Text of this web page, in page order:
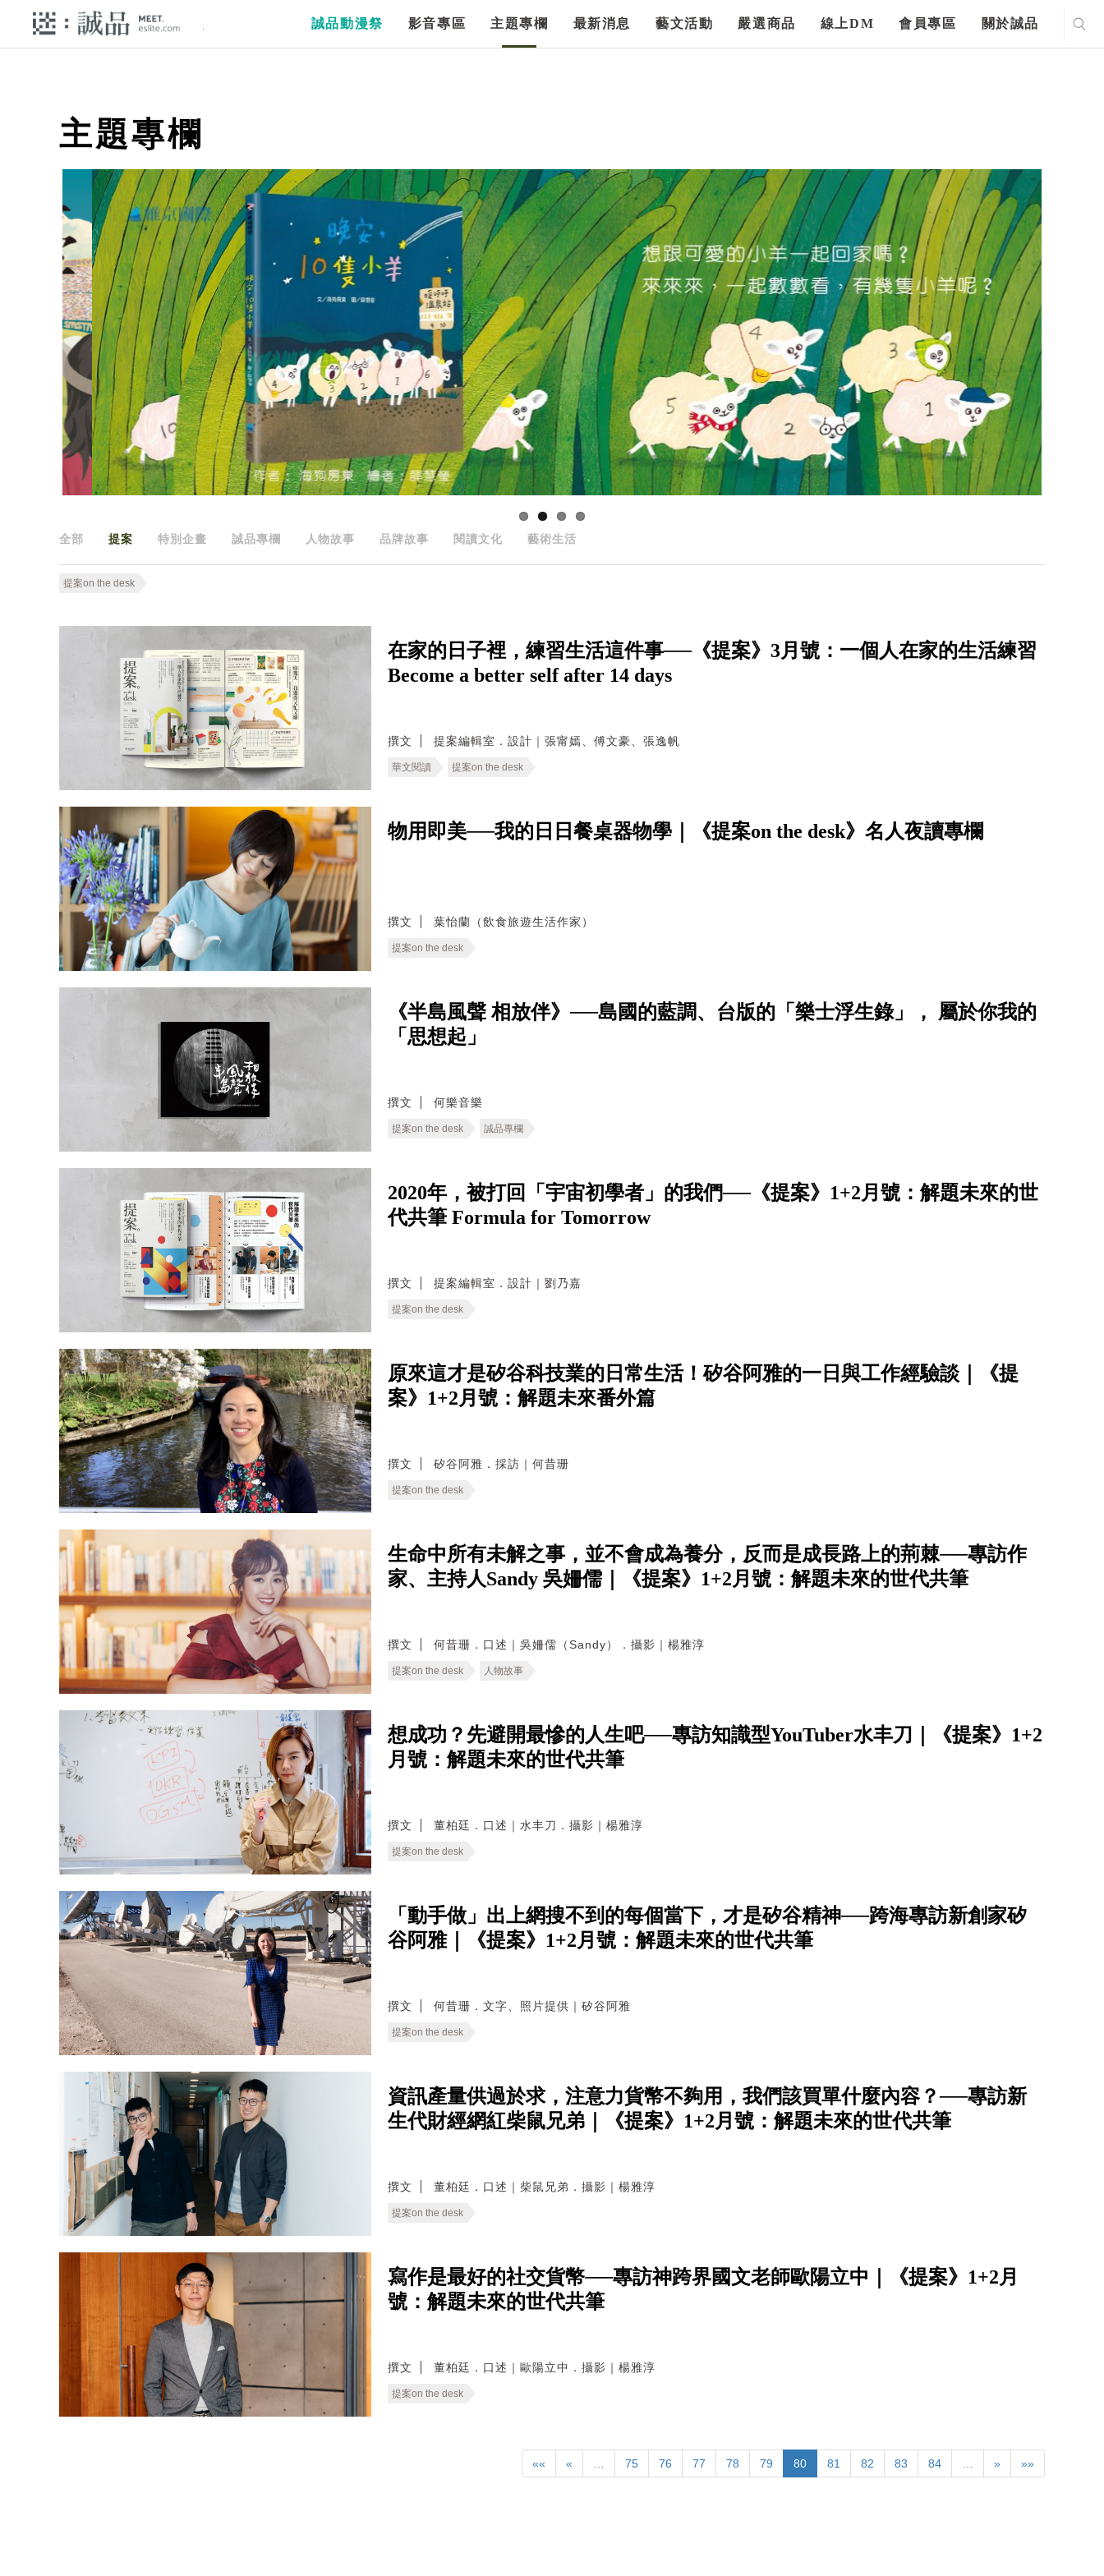
誠品動漫祭 影音專區 主題專欄 最新消息 藝文活動 嚴選商品 線上DM 會員專區 關於誠品
主題專欄
全部 提案 特別企畫 誠品專欄 人物故事 品牌故事 閱讀文化 藝術生活
提案on the desk
在家的日子裡，練習生活這件事──《提案》3月號：一個人在家的生活練習
Become a better self after 14 days
撰文 提案編輯室．設計｜張甯嫣、傅文豪、張逸帆
華文閱讀 提案on the desk
物用即美──我的日日餐桌器物學｜《提案on the desk》名人夜讀專欄
撰文 葉怡蘭（飲食旅遊生活作家）
提案on the desk
《半島風聲 相放伴》──島國的藍調、台版的「樂士浮生錄」， 屬於你我的
「思想起」
撰文 何樂音樂
提案on the desk 誠品專欄
2020年，被打回「宇宙初學者」的我們──《提案》1+2月號：解題未來的世
代共筆 Formula for Tomorrow
撰文 提案編輯室．設計｜劉乃嘉
提案on the desk
原來這才是矽谷科技業的日常生活！矽谷阿雅的一日與工作經驗談｜《提
案》1+2月號：解題未來番外篇
撰文 矽谷阿雅．採訪｜何昔珊
提案on the desk
生命中所有未解之事，並不會成為養分，反而是成長路上的荊棘──專訪作
家、主持人Sandy 吳姍儒｜《提案》1+2月號：解題未來的世代共筆
撰文 何昔珊．口述｜吳姍儒（Sandy）．攝影｜楊雅淳
提案on the desk 人物故事
想成功？先避開最慘的人生吧──專訪知識型YouTuber水丰刀｜《提案》1+2
月號：解題未來的世代共筆
撰文 董柏廷．口述｜水丰刀．攝影｜楊雅淳
提案on the desk
「動手做」出上網搜不到的每個當下，才是矽谷精神──跨海專訪新創家矽
谷阿雅｜《提案》1+2月號：解題未來的世代共筆
撰文 何昔珊．文字、照片提供｜矽谷阿雅
提案on the desk
資訊產量供過於求，注意力貨幣不夠用，我們該買單什麼內容？──專訪新
生代財經網紅柴鼠兄弟｜《提案》1+2月號：解題未來的世代共筆
撰文 董柏廷．口述｜柴鼠兄弟．攝影｜楊雅淳
提案on the desk
寫作是最好的社交貨幣──專訪神跨界國文老師歐陽立中｜《提案》1+2月
號：解題未來的世代共筆
撰文 董柏廷．口述｜歐陽立中．攝影｜楊雅淳
提案on the desk
«« « … 75 76 77 78 79 80 81 82 83 84 … » »»